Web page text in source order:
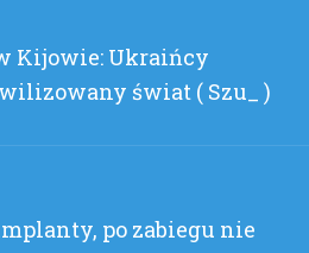
Kijowie: Ukraińcy
świat ( Szu_ )
po zabiegu nie